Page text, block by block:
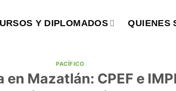
Y DIPLOMADOS QUIENES
PACÍFICO
Mazatlán: CPEF e